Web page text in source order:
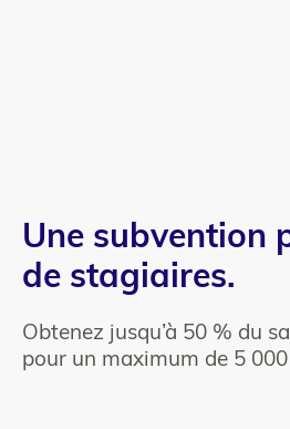
Column
1
Texte
Une subvention
de stagiaires.
Obtenez jusqu’à 50 % du
pour un maximum de 5